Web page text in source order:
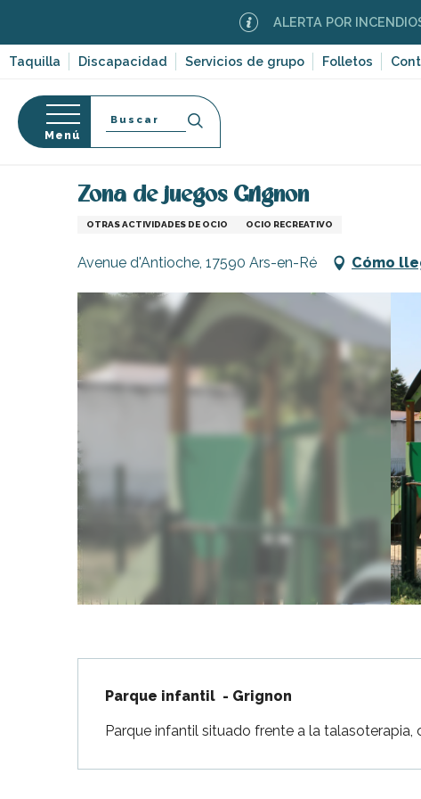
contenu
principal
Taquilla Discapacidad Servicios de grupo Folletos
ALERTA POR INCENDIOS
Plage-en-
sur-
en-Ré
Martin-de-Ré
Marie-de-Ré
Menú
Buscar
Página Web
Zona de juegos Grignon
OTRAS ACTIVIDADES DE OCIO OCIO RECREATIVO
Avenue d'Antioche, 17590 Ars-en-Ré Cómo
Parque infantil  - Grignon
Parque infantil situado frente a la talasoterapia,